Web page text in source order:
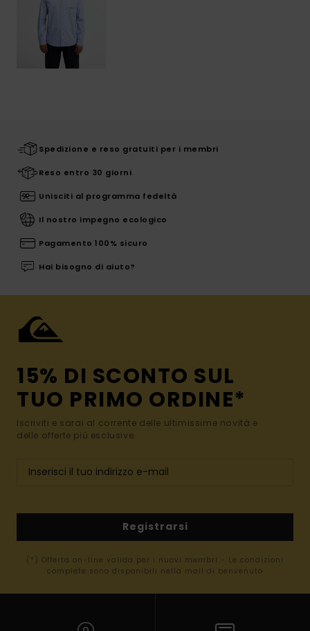
Spedizione e reso gratuiti per i membri
Reso entro 30 giorni
Unisciti al programma fedeltà
Il nostro impegno ecologico
Pagamento 100% sicuro
Hai bisogno di aiuto?
15% DI SCONTO SUL
TUO PRIMO ORDINE*
Iscriviti e sarai al corrente delle ultimissime novità e
delle offerte più esclusive.
Registrarsi
(*) Offerta on-line valida per i nuovi membri - Le condizioni
complete sono disponibili nella mail di benvenuto